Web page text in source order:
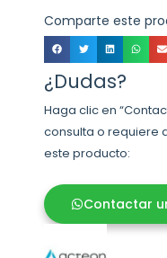
Comparte este
¿Dudas?
Haga clic en
consulta o requiere
este producto:
Contactar